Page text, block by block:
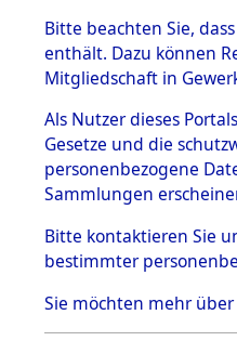
BESTÄNDE
1.
mente
5. Verschiedenes
5.3
Todesmärsche
5.3.1 Alliierte
Erhebungen
zu
Todesmärsch
en
5.3.2
Bitte beachten Sie,
enthält. Dazu können
Mitgliedschaft in
Als Nutzer dieses
Gesetze und die
personenbezogene
Sammlungen
Bitte kontaktieren Sie
bestimmter
Sie möchten mehr